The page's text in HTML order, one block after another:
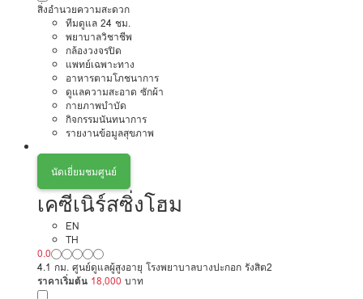
สิ่งอำนวยความสะดวก
ทีมดูแล 24 ชม.
พยาบาลวิชาชีพ
กล้องวงจรปิด
แพทย์เฉพาะทาง
อาหารตามโภชนาการ
ดูแลความสะอาด ซักผ้า
กายภาพบำบัด
กิจกรรมนันทนาการ
รายงานข้อมูลสุขภาพ
นัดเยี่ยมชมศูนย์
เคซีเนิร์สซิ่งโฮม
EN
TH
0.0
4.1 กม. ศูนย์ดูแลผู้สูงอายุ โรงพยาบาลบางปะกอก รังสิต2
ราคาเริ่มต้น 18,000 บาท